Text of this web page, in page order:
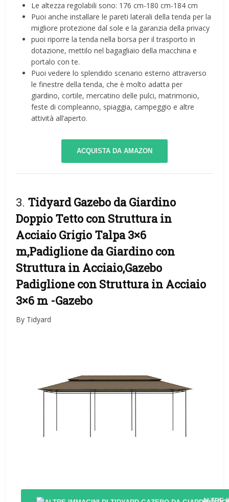
Le altezza regolabili sono: 176 cm-180 cm-184 cm
Puoi anche installare le pareti laterali della tenda per la
migliore protezione dal sole e la garanzia della privacy
puoi riporre la tenda nella borsa per il trasporto in
dotazione, mettilo nel bagagliaio della macchina e
portalo con te.
Puoi vedere lo splendido scenario esterno attraverso
le finestre della tenda, che è molto adatta per
giardino, cortile, mercatino delle pulci, matrimonio,
feste di compleanno, spiaggia, campeggio e altre
attività all’aperto.
ACQUISTA DA AMAZON
3. Tidyard Gazebo da Giardino
Doppio Tetto con Struttura in
Acciaio Grigio Talpa 3×6
m,Padiglione da Giardino con
Struttura in Acciaio,Gazebo
Padiglione con Struttura in Acciaio
3×6 m -Gazebo
By Tidyard